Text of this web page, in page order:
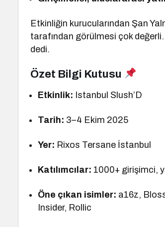
Etkinliğin kurucularından Şan
tarafından görülmesi çok değerli.
dedi.
Özet Bilgi Kutusu
Etkinlik: Istanbul Slush’D
Tarih: 3–4 Ekim 2025
Yer: Rixos Tersane İstanbul
Katılımcılar: 1000+ girişimci,
Öne çıkan isimler: a16z,
Insider, Rollic